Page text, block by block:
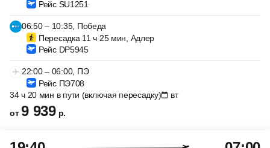
Рейс SU1251
06:50 – 10:35, Победа
Пересадка 11 ч 25 мин, Адлер
Рейс DP5945
22:00 – 06:00, ПЭ
Рейс ПЭ708
34 ч 20 мин в пути (включая пересадку)
вт
от9 939 р.